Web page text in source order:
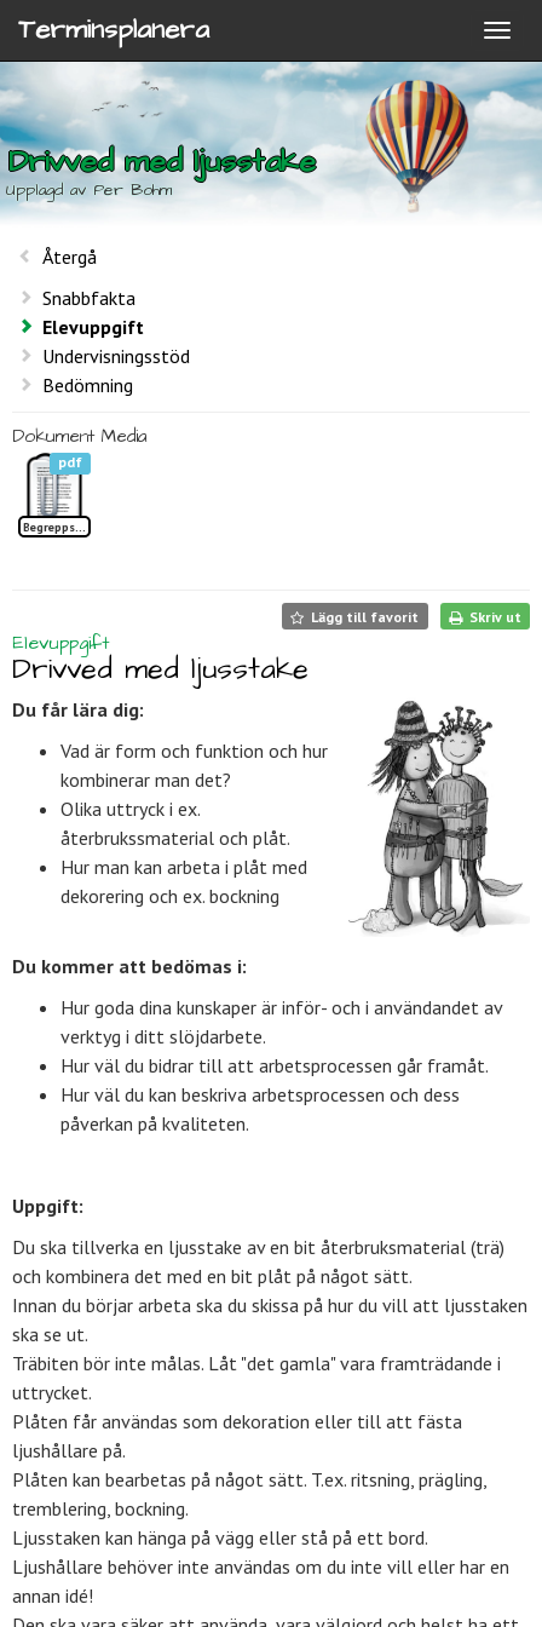
Terminsplanera
Drivved med ljusstake
Upplagd av Per Bohm
Återgå
Snabbfakta
Elevuppgift
Undervisningsstöd
Bedömning
Dokument
pdf
Begreppslista Drivved med ljusstake
Media
Lägg till favorit Skriv ut
Elevuppgift
Drivved med ljusstake
Du får lära dig:
Vad är form och funktion och hur
kombinerar man det?
Olika uttryck i ex.
återbrukssmaterial och plåt.
Hur man kan arbeta i plåt med
dekorering och ex. bockning
Du kommer att bedömas i:
Hur goda dina kunskaper är inför- och i användandet av
verktyg i ditt slöjdarbete.
Hur väl du bidrar till att arbetsprocessen går framåt.
Hur väl du kan beskriva arbetsprocessen och dess
påverkan på kvaliteten.
Uppgift:
Du ska tillverka en ljusstake av en bit återbruksmaterial (trä)
och kombinera det med en bit plåt på något sätt.
Innan du börjar arbeta ska du skissa på hur du vill att ljusstaken
ska se ut.
Träbiten bör inte målas. Låt "det gamla" vara framträdande i
uttrycket.
Plåten får användas som dekoration eller till att fästa
ljushållare på.
Plåten kan bearbetas på något sätt. T.ex. ritsning, prägling,
tremblering, bockning.
Ljusstaken kan hänga på vägg eller stå på ett bord.
Ljushållare behöver inte användas om du inte vill eller har en
annan idé!